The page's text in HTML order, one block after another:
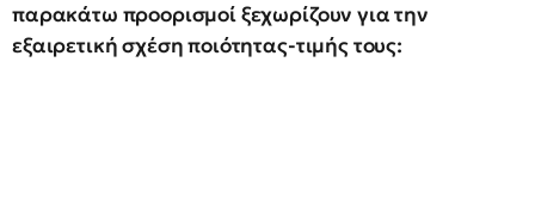
παρακάτω προορισμοί ξεχωρίζουν για την
εξαιρετική σχέση ποιότητας-τιμής τους: